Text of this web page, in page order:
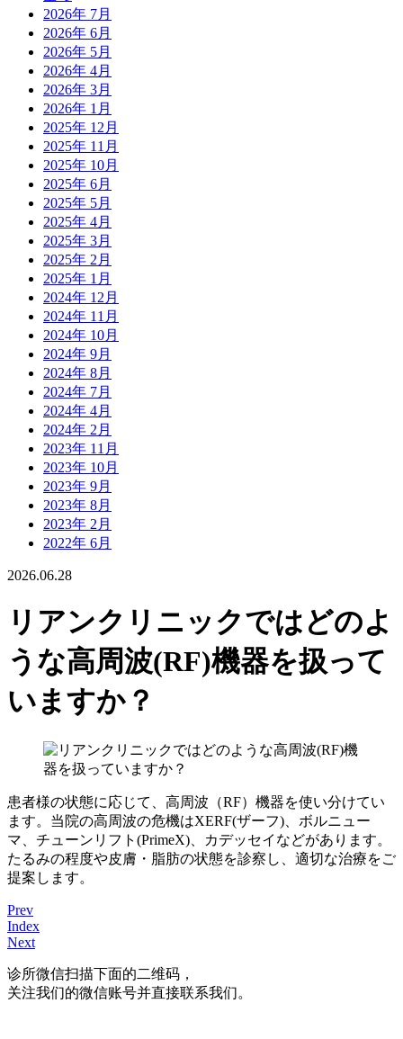
2026年 7月
2026年 6月
2026年 5月
2026年 4月
2026年 3月
2026年 1月
2025年 12月
2025年 11月
2025年 10月
2025年 6月
2025年 5月
2025年 4月
2025年 3月
2025年 2月
2025年 1月
2024年 12月
2024年 11月
2024年 10月
2024年 9月
2024年 8月
2024年 7月
2024年 4月
2024年 2月
2023年 11月
2023年 10月
2023年 9月
2023年 8月
2023年 2月
2022年 6月
2026.06.28
リアンクリニックではどのよ
うな高周波(RF)機器を扱って
いますか？
患者様の状態に応じて、高周波（RF）機器を使い分けてい
ます。当院の高周波の危機はXERF(ザーフ)、ボルニュー
マ、チューンリフト(PrimeX)、カデッセイなどがあります。
たるみの程度や皮膚・脂肪の状態を診察し、適切な治療をご
提案します。
Prev
Index
Next
诊所微信扫描下面的二维码，
关注我们的微信账号并直接联系我们。